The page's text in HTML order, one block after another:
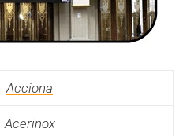
Acciona
Acerinox